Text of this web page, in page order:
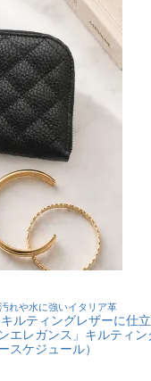
れや水に強いイタリア革
ルティングレザーに仕
エレガンス」キルティン
スケジュール）